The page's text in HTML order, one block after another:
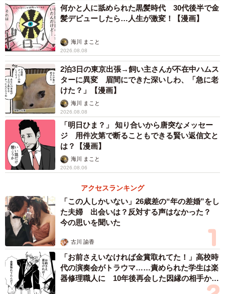
何かと人に舐められた黒髪時代 30代後半で金
髪デビューしたら…人生が激変！【漫画】
海川 まこと
2026.08.08
2泊3日の東京出張→飼い主さんが不在中ハムス
ターに異変 眉間にできた深いしわ、「急に老
けた？」【漫画】
海川 まこと
2026.08.08
「明日ひま？」 知り合いから唐突なメッセー
ジ 用件次第で断ることもできる賢い返信文と
は？【漫画】
海川 まこと
2026.08.06
アクセスランキング
「この人しかいない」26歳差の“年の差婚”をし
た夫婦 出会いは？反対する声はなかった？
今の思いを聞いた
古川 諭香
「お前さえいなければ金賞取れてた！」高校時
代の演奏会がトラウマ……責められた学生は楽
器修理職人に 10年後再会した因縁の相手から